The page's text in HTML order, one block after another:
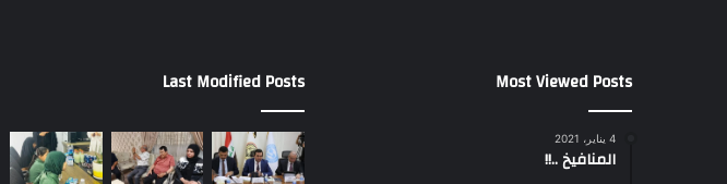
Most Viewed Posts
4 يناير، 2021
المنافيخ ..!!
Last Modified Posts